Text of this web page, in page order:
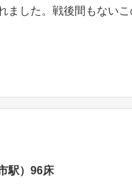
ました。戦後間もない
駅）96床